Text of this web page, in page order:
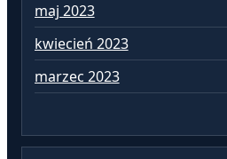
maj 2023
kwiecień 2023
marzec 2023